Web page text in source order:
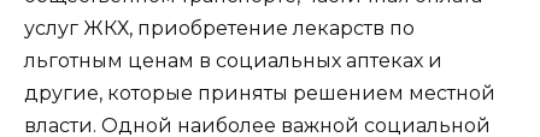
услуг ЖКХ, приобретение лекарств по
льготным ценам в социальных аптеках и
другие, которые приняты решением местной
власти. Одной наиболее важной социальной